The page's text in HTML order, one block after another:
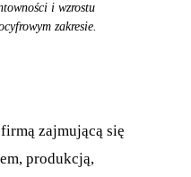
i wzrostu
zakresie.
zajmującą się
produkcją,